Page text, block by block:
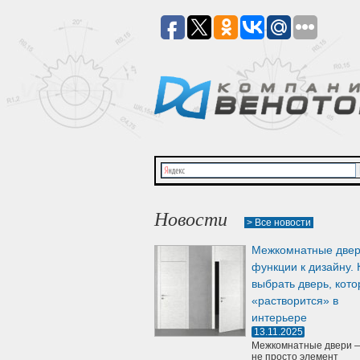
Новости > Все новости
Межкомнатные
функции к дизайну.
выбрать дверь,
«растворится» в
интерьере
13.11.2025
Межкомнатные двери
не просто элемент